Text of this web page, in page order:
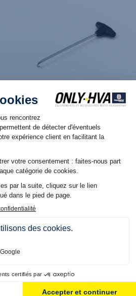
Produit en stock. Livraison 48H
13,92 €
Démonte-pneu long
Husqvarna